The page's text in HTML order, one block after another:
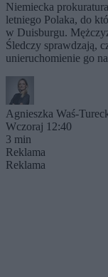
Niemiecka
letniego Polaka, do
w Duisburgu.
Śledczy sprawdzają,
unieruchomienie go
Agnieszka Waś-
Wczoraj 12:40
3 min
Reklama
Reklama